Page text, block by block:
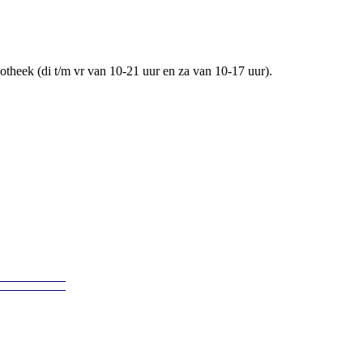
(di t/m vr van 10-21 uur en za van 10-17 uur).